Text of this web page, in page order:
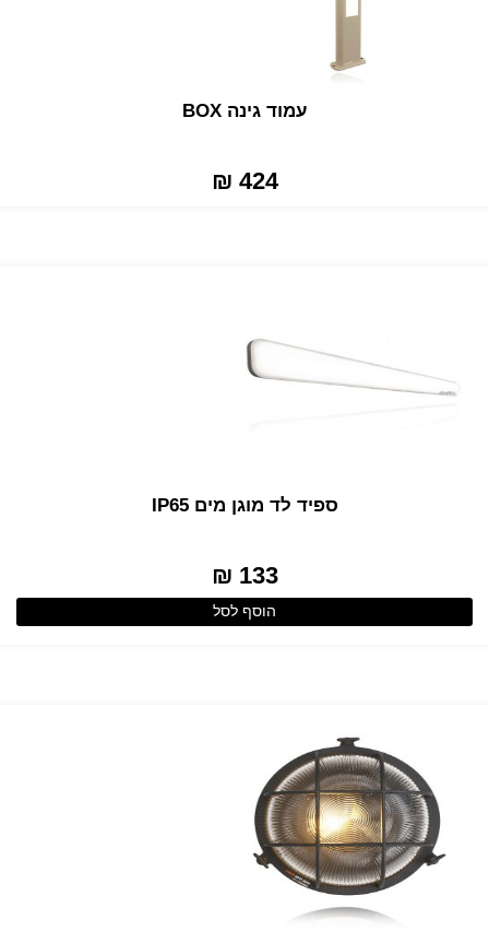
עמוד גינה BOX
424 ₪
ספיד לד מוגן מים IP65
133 ₪
הוסף לסל